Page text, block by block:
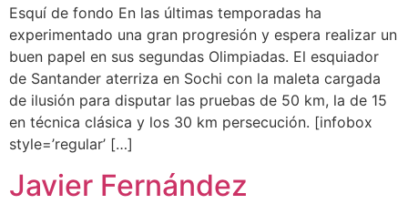
Esquí de fondo En las últimas temporadas ha
experimentado una gran progresión y espera realizar un
buen papel en sus segundas Olimpiadas. El esquiador
de Santander aterriza en Sochi con la maleta cargada
de ilusión para disputar las pruebas de 50 km, la de 15
en técnica clásica y los 30 km persecución. [infobox
style=’regular’ […]
Javier Fernández